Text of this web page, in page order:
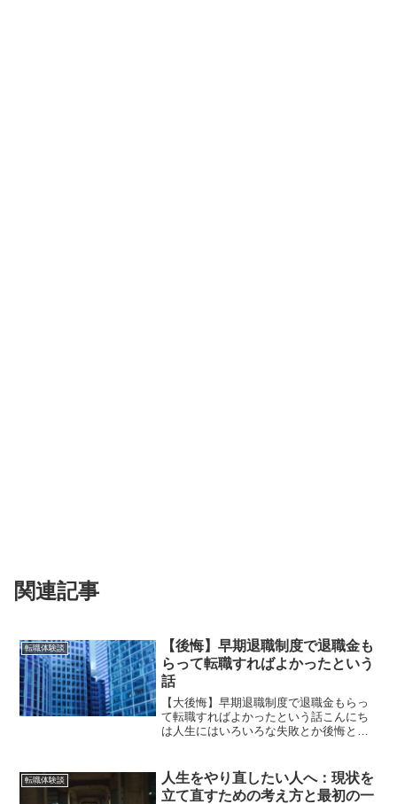
関連記事
転職体験談
【後悔】早期退職制度で退職金も
らって転職すればよかったという
話
【大後悔】早期退職制度で退職金もらっ
て転職すればよかったという話こんにち
は人生にはいろいろな失敗とか後悔とか
関係の後悔」「転職における判断の後
悔」「恋愛の後悔」いろい...
転職体験談
人生をやり直したい人へ：現状を
立て直すための考え方と最初の一